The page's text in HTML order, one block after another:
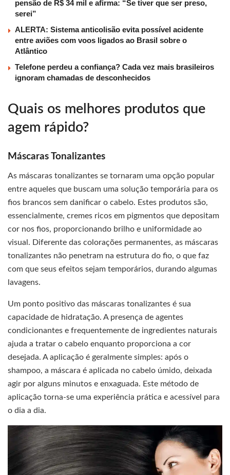
pensão de R$ 34 mil e afirma: “Se tiver que ser preso,
serei”
ALERTA: Sistema anticolisão evita possível acidente
entre aviões com voos ligados ao Brasil sobre o
Atlântico
Telefone perdeu a confiança? Cada vez mais brasileiros
ignoram chamadas de desconhecidos
Quais os melhores produtos que
agem rápido?
Máscaras Tonalizantes
As máscaras tonalizantes se tornaram uma opção popular
entre aqueles que buscam uma solução temporária para os
fios brancos sem danificar o cabelo. Estes produtos são,
essencialmente, cremes ricos em pigmentos que depositam
cor nos fios, proporcionando brilho e uniformidade ao
visual. Diferente das colorações permanentes, as máscaras
tonalizantes não penetram na estrutura do fio, o que faz
com que seus efeitos sejam temporários, durando algumas
lavagens.
Um ponto positivo das máscaras tonalizantes é sua
capacidade de hidratação. A presença de agentes
condicionantes e frequentemente de ingredientes naturais
ajuda a tratar o cabelo enquanto proporciona a cor
desejada. A aplicação é geralmente simples: após o
shampoo, a máscara é aplicada no cabelo úmido, deixada
agir por alguns minutos e enxaguada. Este método de
aplicação torna-se uma experiência prática e acessível para
o dia a dia.